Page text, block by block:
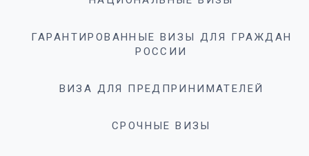
ГАРАНТИРОВАННЫЕ ВИЗЫ ДЛЯ ГРАЖДАН
РОССИИ
ВИЗА ДЛЯ ПРЕДПРИНИМАТЕЛЕЙ
СРОЧНЫЕ ВИЗЫ